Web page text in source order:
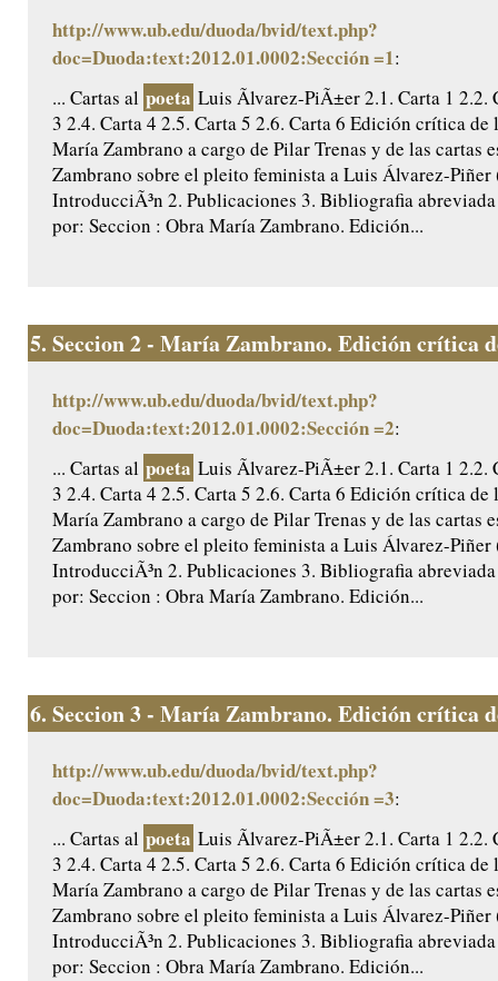
http://www.ub.edu/duoda/bvid/text.php?
doc=Duoda:text:2012.01.0002:Sección =1:
... Cartas al poeta Luis Ãlvarez-PiÃ±er 2.1. Carta 1 2.2.
3 2.4. Carta 4 2.5. Carta 5 2.6. Carta 6 Edición crítica de
María Zambrano a cargo de Pilar Trenas y de las cartas
Zambrano sobre el pleito feminista a Luis Álvarez-
IntroducciÃ³n 2. Publicaciones 3. Bibliografia
por: Seccion : Obra María Zambrano. Edición...
5. Seccion 2 - María Zambrano. Edición crítica
http://www.ub.edu/duoda/bvid/text.php?
doc=Duoda:text:2012.01.0002:Sección =2:
... Cartas al poeta Luis Ãlvarez-PiÃ±er 2.1. Carta 1 2.2.
3 2.4. Carta 4 2.5. Carta 5 2.6. Carta 6 Edición crítica de
María Zambrano a cargo de Pilar Trenas y de las cartas
Zambrano sobre el pleito feminista a Luis Álvarez-
IntroducciÃ³n 2. Publicaciones 3. Bibliografia
por: Seccion : Obra María Zambrano. Edición...
6. Seccion 3 - María Zambrano. Edición crítica
http://www.ub.edu/duoda/bvid/text.php?
doc=Duoda:text:2012.01.0002:Sección =3:
... Cartas al poeta Luis Ãlvarez-PiÃ±er 2.1. Carta 1 2.2.
3 2.4. Carta 4 2.5. Carta 5 2.6. Carta 6 Edición crítica de
María Zambrano a cargo de Pilar Trenas y de las cartas
Zambrano sobre el pleito feminista a Luis Álvarez-
IntroducciÃ³n 2. Publicaciones 3. Bibliografia
por: Seccion : Obra María Zambrano. Edición...